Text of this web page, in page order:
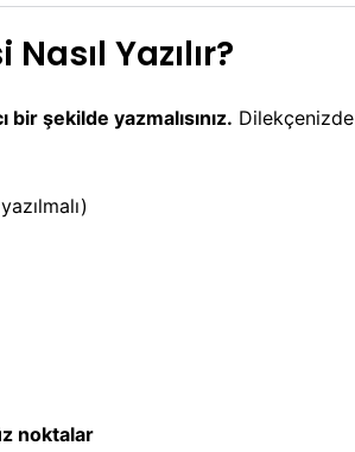
Yazılır?
bir şekilde yazmalısınız. Dilekçenizde
noktalar